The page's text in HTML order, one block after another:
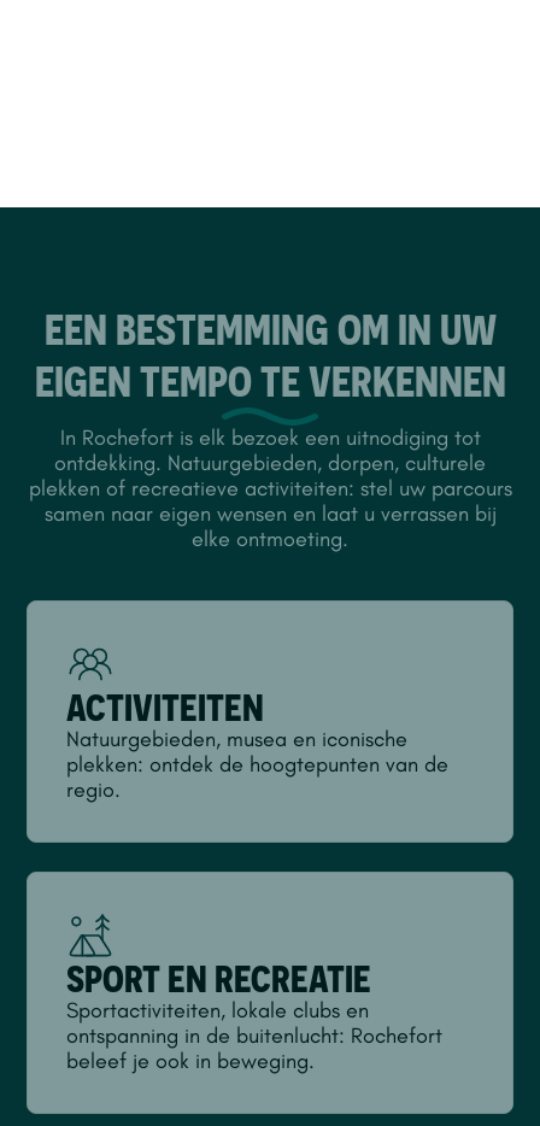
EEN BESTEMMING OM IN UW
EIGEN TEMPO TE VERKENNEN
In Rochefort is elk bezoek een uitnodiging tot
ontdekking. Natuurgebieden, dorpen, culturele
plekken of recreatieve activiteiten: stel uw parcours
samen naar eigen wensen en laat u verrassen bij
elke ontmoeting.
ACTIVITEITEN
Natuurgebieden, musea en iconische
plekken: ontdek de hoogtepunten van de
regio.
SPORT EN RECREATIE
Sportactiviteiten, lokale clubs en
ontspanning in de buitenlucht: Rochefort
beleef je ook in beweging.